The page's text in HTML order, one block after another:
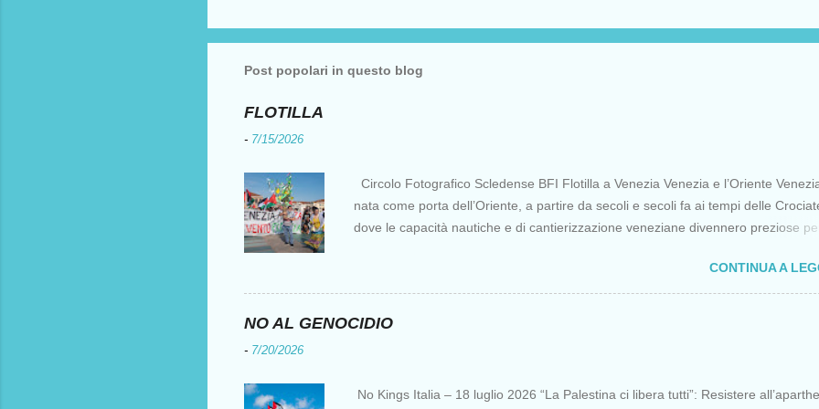
Post popolari in questo blog
FLOTILLA
- 7/15/2026
Circolo Fotografico Scledense BFI Flotilla a Venezia Venezia e l’Oriente
nata come porta dell’Oriente, a partire da secoli e secoli fa ai tempi delle
dove le capacità nautiche e di cantierizzazione veneziane divennero preziose
per ottenere vantaggi strategici fondamentali e alla lunga portarono alla
Costantinopoli, erano i tempi della quarta crociata nei primi anni del Duecento.
al XV secolo Venezia continuò ad avere un ruolo fondamentale nei rapporti tra
natanti è partita da Barcellona il 12 aprile per una missione non violenta che ha
CONTINUA A
NO AL GENOCIDIO
- 7/20/2026
No Kings Italia – 18 luglio 2026 “La Palestina ci libera tutti”: Resistere